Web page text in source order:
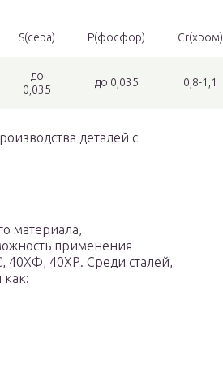
S(сера) P(фосфор) Cr(хром)
до
0,035
до 0,035 0,8-1,1
деталей с
материала,
применения
40ХФ, 40ХР. Среди сталей,